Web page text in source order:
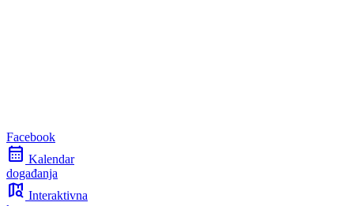
Facebook
calendar_month Kalendar
događanja
map_search Interaktivna